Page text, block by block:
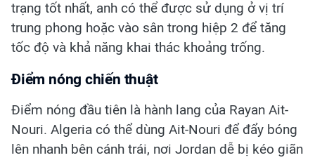
trạng tốt nhất, anh có thể được sử dụng ở vị trí
trung phong hoặc vào sân trong hiệp 2 để tăng
tốc độ và khả năng khai thác khoảng trống.
Điểm nóng chiến thuật
Điểm nóng đầu tiên là hành lang của Rayan Ait-
Nouri. Algeria có thể dùng Ait-Nouri để đẩy bóng
lên nhanh bên cánh trái, nơi Jordan dễ bị kéo giãn